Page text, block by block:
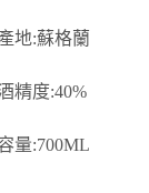
地:蘇格蘭
精度:40%
量:700ML